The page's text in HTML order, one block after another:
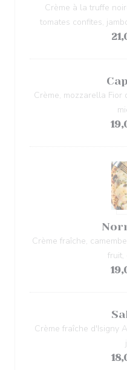
Crème à la truffe
tomates confites,
Crème, mozzarella Fior
Crème fraîche,
fruit,
Crème fraîche d'Isigny